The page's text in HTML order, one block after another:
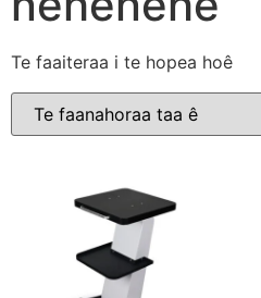
Te faaiteraa i te hopea hoê